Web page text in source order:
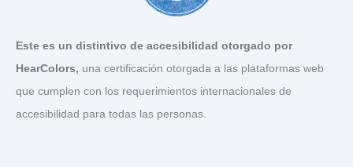
Este es un distintivo de accesibilidad otorgado por
HearColors, una certificación otorgada a las plataformas web
que cumplen con los requerimientos internacionales de
accesibilidad para todas las personas.